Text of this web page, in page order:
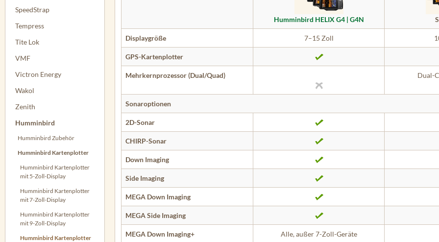
SpeedStrap
Tempress
Tite Lok
VMF
Victron Energy
Wakol
Zenith
Humminbird
Humminbird Zubehör
Humminbird Kartenplotter
Humminbird Kartenplotter
mit 5-Zoll-Display
Humminbird Kartenplotter
mit 7-Zoll-Display
Humminbird Kartenplotter
mit 9-Zoll-Display
Humminbird Kartenplotter
Humminbird HELIX G4 | G4N
Displaygröße 7–15 Zoll
GPS-Kartenplotter
Mehrkern­prozessor (Dual/Quad) Dual-
Sonaroptionen
2D-Sonar
CHIRP-Sonar
Down Imaging
Side Imaging
MEGA Down Imaging
MEGA Side Imaging
MEGA Down Imaging+ Alle, außer 7-Zoll-Geräte